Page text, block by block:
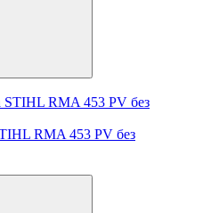
RMA 453 PV без